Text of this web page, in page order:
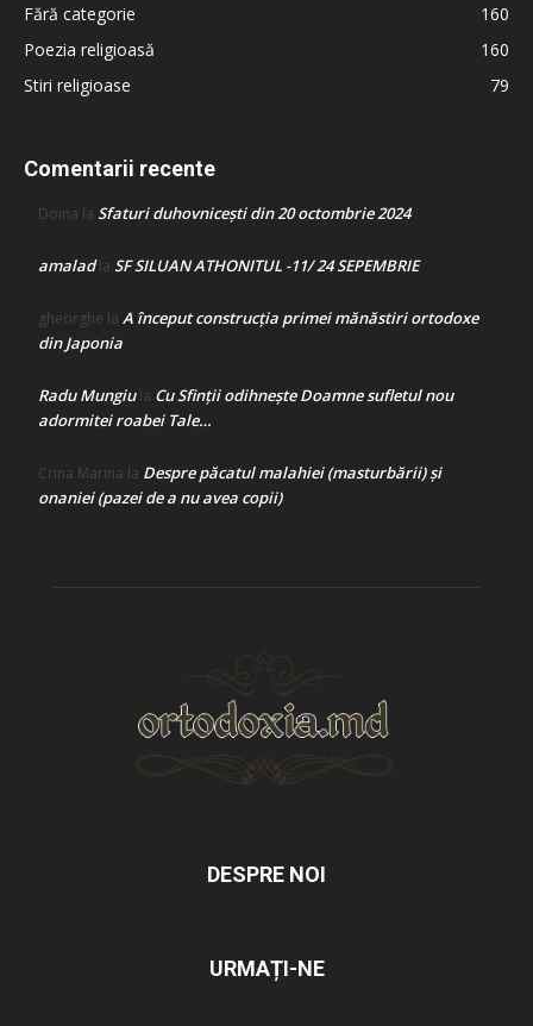
Fără categorie
160
Poezia religioasă
160
Stiri religioase
79
Comentarii recente
Doina la Sfaturi duhovnicești din 20 octombrie 2024
amaladla SF SILUAN ATHONITUL -11/ 24 SEPEMBRIE
gheorghe la A început construcţia primei mănăstiri ortodoxe
din Japonia
Radu Mungiula Cu Sfinții odihnește Doamne sufletul nou
adormitei roabei Tale…
Crina Marina la Despre păcatul malahiei (masturbării) şi
onaniei (pazei de a nu avea copii)
DESPRE NOI
URMAȚI-NE